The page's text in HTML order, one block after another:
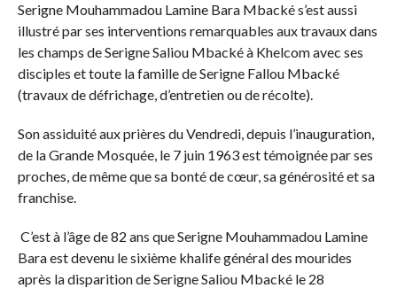
Serigne Mouhammadou Lamine Bara Mbacké s’est aussi
illustré par ses interventions remarquables aux travaux dans
les champs de Serigne Saliou Mbacké à Khelcom avec ses
disciples et toute la famille de Serigne Fallou Mbacké
(travaux de défrichage, d’entretien ou de récolte).
Son assiduité aux prières du Vendredi, depuis l’inauguration,
de la Grande Mosquée, le 7 juin 1963 est témoignée par ses
proches, de même que sa bonté de cœur, sa générosité et sa
franchise.
C’est à l’âge de 82 ans que Serigne Mouhammadou Lamine
Bara est devenu le sixième khalife général des mourides
après la disparition de Serigne Saliou Mbacké le 28